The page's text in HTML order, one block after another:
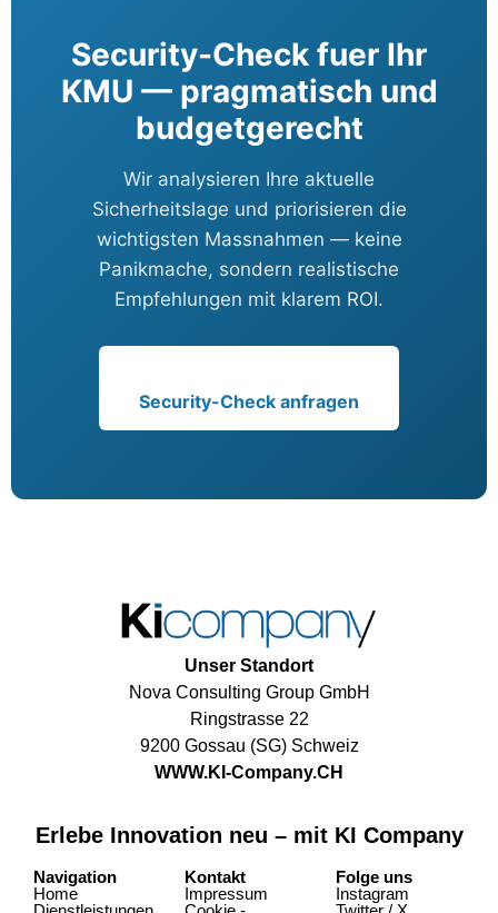
Security-Check fuer Ihr
KMU — pragmatisch und
budgetgerecht
Wir analysieren Ihre aktuelle
Sicherheitslage und priorisieren die
wichtigsten Massnahmen — keine
Panikmache, sondern realistische
Empfehlungen mit klarem ROI.
Security-Check anfragen
Unser Standort
Nova Consulting Group GmbH
Ringstrasse 22
9200 Gossau (SG) Schweiz
WWW.KI-Company.CH
Erlebe Innovation neu – mit KI Company
Navigation
Home
Kontakt
Impressum
Folge uns
Instagram